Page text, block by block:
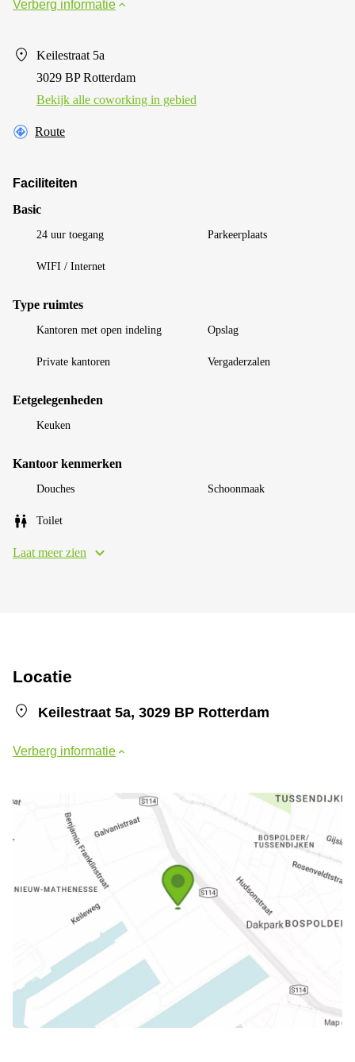
Verberg informatie
Keilestraat 5a
3029 BP Rotterdam
Bekijk alle сoworking in gebied
Route
Faciliteiten
Basic
24 uur toegang Parkeerplaats
WIFI / Internet
Type ruimtes
Kantoren met open indeling Opslag
Private kantoren Vergaderzalen
Eetgelegenheden
Keuken
Kantoor kenmerken
Douches Schoonmaak
Toilet
Laat meer zien
Locatie
Keilestraat 5a, 3029 BP Rotterdam
Verberg informatie